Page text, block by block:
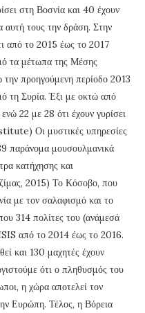
στη Βοσνία και 40 έχουν
αυτή τους την δράση. Στην
από το 2015 έως το 2017
τα μέτωπα της Μέσης
προηγούμενη περίοδο 2013
τη Συρία. Έξι με οκτώ από
22 με 28 ότι έχουν γυρίσει
Οι μυστικές υπηρεσίες
παράνομα μουσουλμανικά
κατήχησης και
2015) Το Κόσοβο, που
με τον σαλαφισμό και το
314 πολίτες του (ανάμεσά
από το 2014 έως το 2016.
και 130 μαχητές έχουν
ότι ο πληθυσμός του
η χώρα αποτελεί τον
Ευρώπη. Τέλος, η Βόρεια